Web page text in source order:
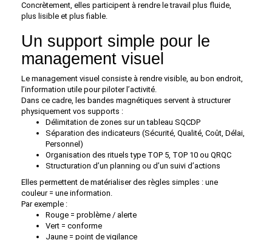
Concrètement, elles participent à rendre le travail plus fluide,
plus lisible et plus fiable.
Un support simple pour le
management visuel
Le management visuel consiste à rendre visible, au bon endroit,
l’information utile pour piloter l’activité.
Dans ce cadre, les bandes magnétiques servent à structurer
physiquement vos supports :
Délimitation de zones sur un tableau SQCDP
Séparation des indicateurs (Sécurité, Qualité, Coût, Délai,
Personnel)
Organisation des rituels type TOP 5, TOP 10 ou QRQC
Structuration d’un planning ou d’un suivi d’actions
Elles permettent de matérialiser des règles simples : une
couleur = une information.
Par exemple :
Rouge = problème / alerte
Vert = conforme
Jaune = point de vigilance